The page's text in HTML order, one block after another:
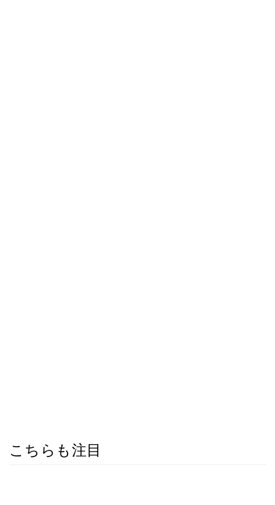
こちらも注目